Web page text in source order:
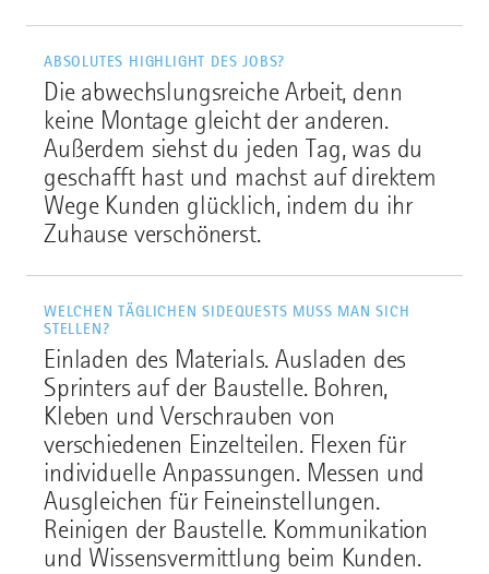
ABSOLUTES HIGHLIGHT DES JOBS?
Die abwechslungsreiche Arbeit, denn
keine Montage gleicht der anderen.
Außerdem siehst du jeden Tag, was du
geschafft hast und machst auf direktem
Wege Kunden glücklich, indem du ihr
Zuhause verschönerst.
WELCHEN TÄGLICHEN SIDEQUESTS MUSS MAN SICH
STELLEN?
Einladen des Materials. Ausladen des
Sprinters auf der Baustelle. Bohren,
Kleben und Verschrauben von
verschiedenen Einzelteilen. Flexen für
individuelle Anpassungen. Messen und
Ausgleichen für Feineinstellungen.
Reinigen der Baustelle. Kommunikation
und Wissensvermittlung beim Kunden.